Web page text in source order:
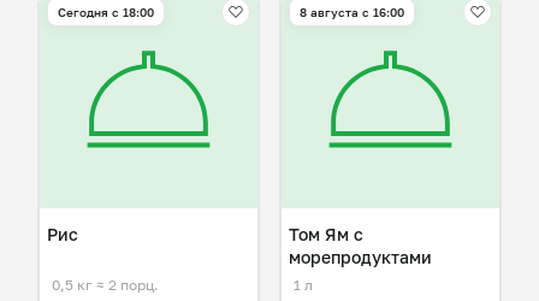
Сегодня с 18:00
Рис
0,5 кг ≈ 2 порц.
8 августа с 16:00
Том Ям с
морепродуктами
1 л